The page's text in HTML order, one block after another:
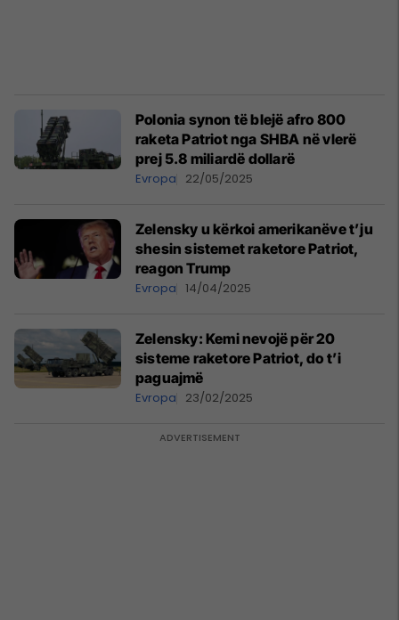
Polonia synon të blejë afro 800
raketa Patriot nga SHBA në vlerë
prej 5.8 miliardë dollarë
Evropa 22/05/2025
Zelensky u kërkoi amerikanëve t’ju
shesin sistemet raketore Patriot,
reagon Trump
Evropa 14/04/2025
Zelensky: Kemi nevojë për 20
sisteme raketore Patriot, do t’i
paguajmë
Evropa 23/02/2025